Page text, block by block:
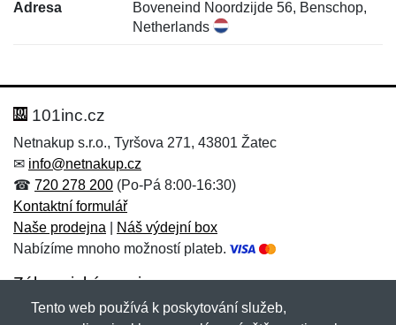
Adresa
Boveneind Noordzijde 56, Benschop,
Netherlands
Hodnocení:
Jméno: *
Jméno:
E-mail:*
101inc.cz
Netnakup s.r.o., Tyršova 271, 43801 Žatec
✉ info@netnakup.cz
☎ 720 278 200 (Po-Pá 8:00-16:30)
Kontaktní formulář
Naše prodejna
Náš výdejní box
Nabízíme mnoho možností plateb.
Zákaznický servis
Novinky emailem
Tento web používá k poskytování služeb,